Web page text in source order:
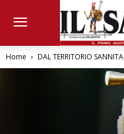
Home DAL TERRITORIO SANNITA